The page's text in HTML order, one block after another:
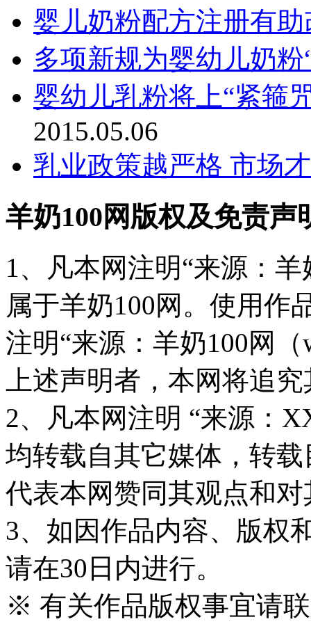
婴儿奶粉配方注册有
多项新规为婴幼儿奶粉
婴幼儿乳粉将上“紧箍
2015.05.06
乳业政策越严格 市场
羊奶100网版权及免责声
1、凡本网注明“来源：
属于羊奶100网。使用作
注明“来源：羊奶100网（
上述声明者，本网将追
2、凡本网注明 “来源：
均转载自其它媒体，转
代表本网赞同其观点和
3、如因作品内容、版权
请在30日内进行。
※ 有关作品版权事宜请